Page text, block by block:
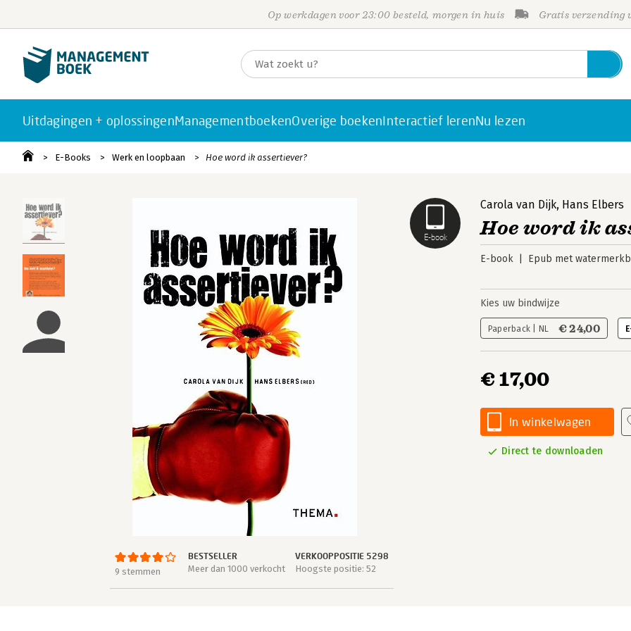
Op werkdagen voor 23:00 besteld, morgen in huis Gratis verzending
Uitdagingen + oplossingenManagementboekenOverige boekenInteractief lerenNu lezen
E-Books Werk en loopbaan Hoe word ik assertiever?
E-book
9 stemmen
BESTSELLER
Meer dan 1000 verkocht
VERKOOPPOSITIE 5298
Hoogste positie: 52
Carola van Dijk, Hans Elbers
Hoe word ik
E-book Epub met
Kies uw bindwijze
Paperback | NL € 24,00
€ 17,00
In winkelwagen
Direct te downloaden